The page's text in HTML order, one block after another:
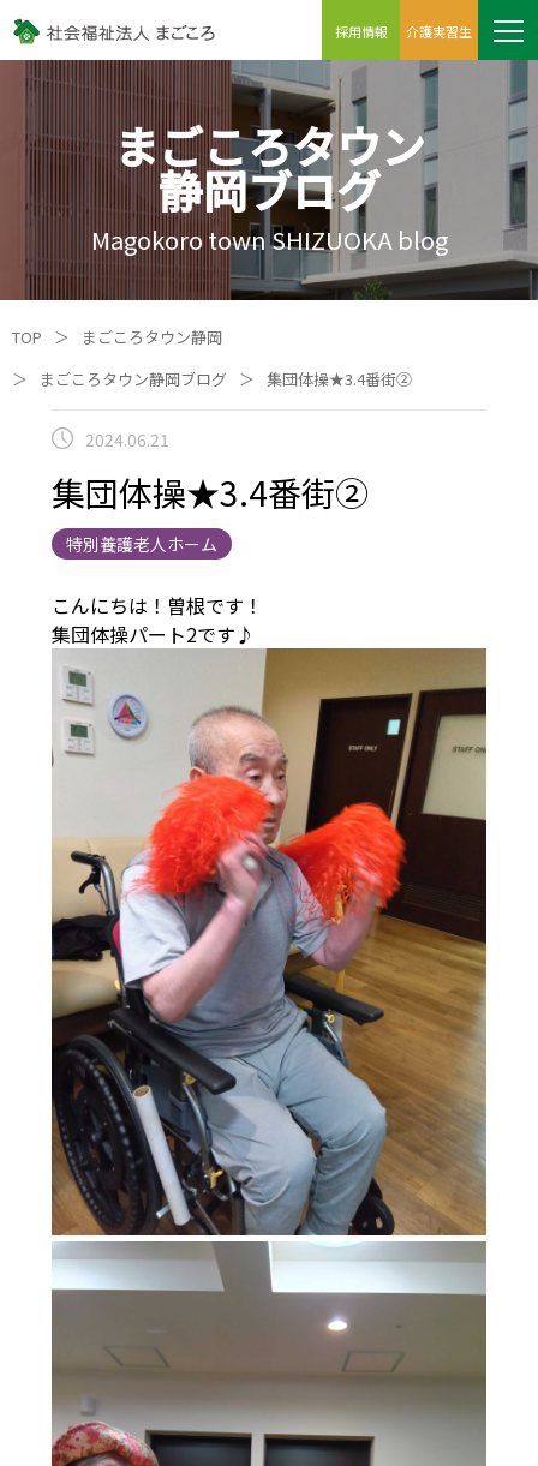
採用情報 介護実習生
まごころタウン
静岡ブログ
Magokoro town SHIZUOKA blog
TOP ＞
まごころタウン静岡
＞
まごころタウン静岡ブログ ＞ 集団体操★3.4番街②
2024.06.21
集団体操★3.4番街②
特別養護老人ホーム
こんにちは！曽根です！
集団体操パート2です♪